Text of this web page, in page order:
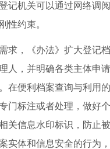
记机关可以通过网络调
性约束。
求，《办法》扩大登记
人，并明确各类主体申
在便利档案查询与利用
门标注或者处理，做好
关信息水印标识，防止
体和信息安全的行为